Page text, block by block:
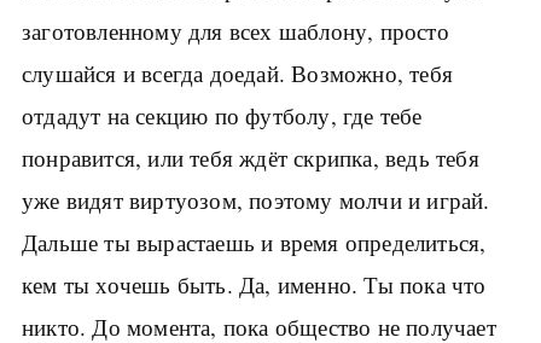
заготовленному для всех шаблону, просто
слушайся и всегда доедай. Возможно, тебя
отдадут на секцию по футболу, где тебе
понравится, или тебя ждёт скрипка, ведь тебя
уже видят виртуозом, поэтому молчи и играй.
Дальше ты вырастаешь и время определиться,
кем ты хочешь быть. Да, именно. Ты пока что
никто. До момента, пока общество не получает